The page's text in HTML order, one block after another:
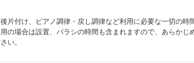
片付け、ピアノ調律・戻し調律など利用に必要な一切の時
の場合は設置、バラシの時間も含まれますので、あらかじ
い。